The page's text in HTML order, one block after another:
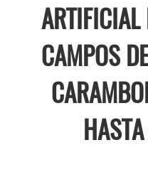
ARTIFICIAL
CAMPOS